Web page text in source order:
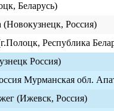
Беларусь)
(Новокузнецк, Россия)
Республика
Россия)
Мурманская обл.
(Ижевск, Россия)